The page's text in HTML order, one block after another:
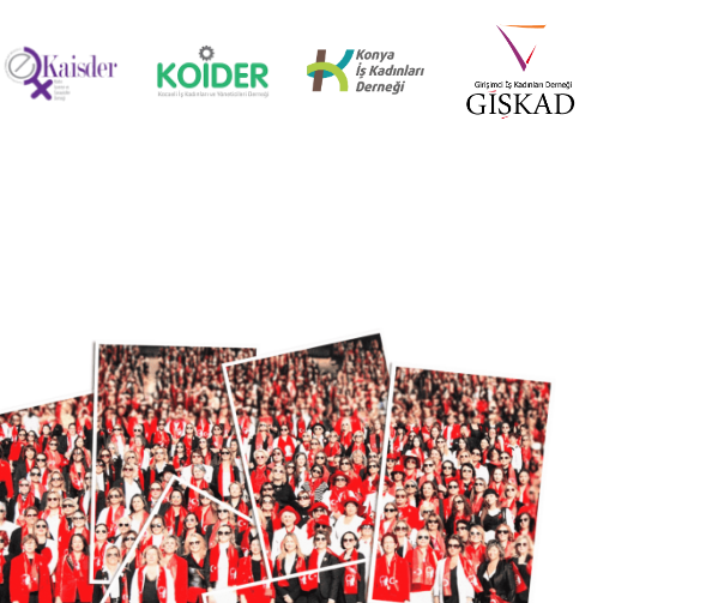
İZMİR MİD OF MED
18 Nisan 2025
KÜRESEL EKONOMİDE KADIN
LİDERLER İTTİFAKI (AWOLE)
25 Eylül 2024